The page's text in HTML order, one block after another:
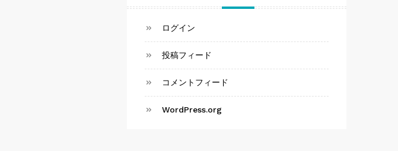
ログイン
投稿フィード
コメントフィード
WordPress.org